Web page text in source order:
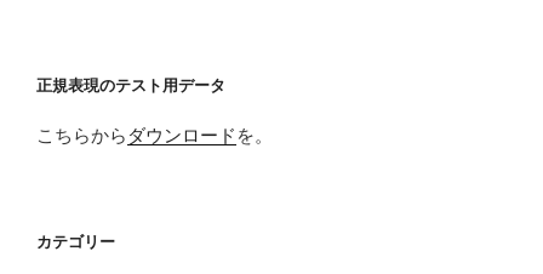
正規表現のテスト用データ
こちらから ダウンロード を。
カテゴリー